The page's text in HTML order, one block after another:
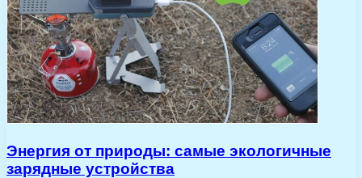
Энергия от природы: самые экологичные
зарядные устройства